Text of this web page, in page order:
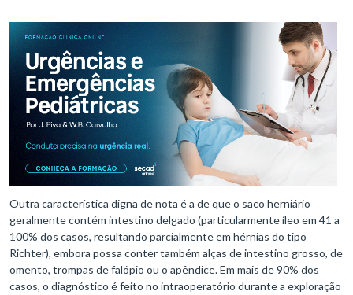
Outra característica digna de nota é a de que o saco herniário
geralmente contém intestino delgado (particularmente íleo em 41 a
100% dos casos, resultando parcialmente em hérnias do tipo
Richter), embora possa conter também alças de intestino grosso, de
omento, trompas de falópio ou o apêndice. Em mais de 90% dos
casos, o diagnóstico é feito no intraoperatório durante a exploração